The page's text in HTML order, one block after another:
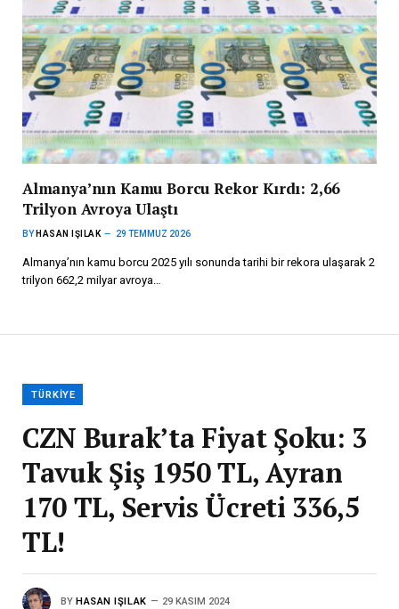
Almanya’nın Kamu Borcu Rekor Kırdı: 2,66
Trilyon Avroya Ulaştı
BY HASAN IŞILAK 29 TEMMUZ 2026
Almanya’nın kamu borcu 2025 yılı sonunda tarihi bir rekora ulaşarak 2
trilyon 662,2 milyar avroya…
TÜRKIYE
CZN Burak’ta Fiyat Şoku: 3
Tavuk Şiş 1950 TL, Ayran
170 TL, Servis Ücreti 336,5
TL!
BY HASAN IŞILAK 29 KASIM 2024